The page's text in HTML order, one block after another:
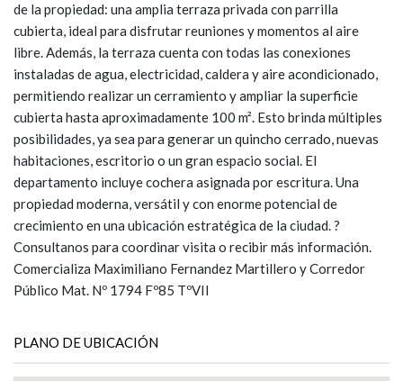
de la propiedad: una amplia terraza privada con parrilla
cubierta, ideal para disfrutar reuniones y momentos al aire
libre. Además, la terraza cuenta con todas las conexiones
instaladas de agua, electricidad, caldera y aire acondicionado,
permitiendo realizar un cerramiento y ampliar la superficie
cubierta hasta aproximadamente 100 m². Esto brinda múltiples
posibilidades, ya sea para generar un quincho cerrado, nuevas
habitaciones, escritorio o un gran espacio social. El
departamento incluye cochera asignada por escritura. Una
propiedad moderna, versátil y con enorme potencial de
crecimiento en una ubicación estratégica de la ciudad. ?
Consultanos para coordinar visita o recibir más información.
Comercializa Maximiliano Fernandez Martillero y Corredor
Público Mat. Nº 1794 Fº85 TºVII
PLANO DE UBICACIÓN